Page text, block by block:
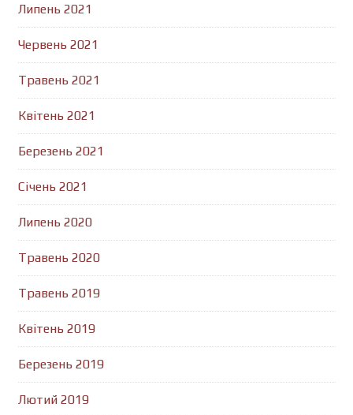
Липень 2021
Червень 2021
Травень 2021
Квітень 2021
Березень 2021
Січень 2021
Липень 2020
Травень 2020
Травень 2019
Квітень 2019
Березень 2019
Лютий 2019